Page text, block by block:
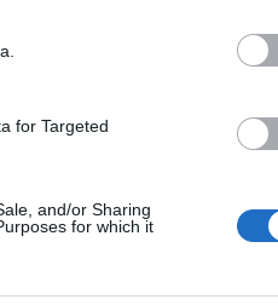
for Targeted
and/or Sharing
for which it